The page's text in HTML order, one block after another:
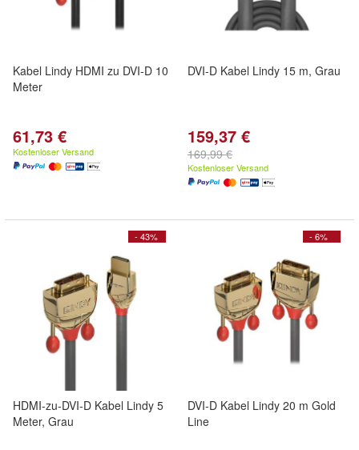
Kabel Lindy HDMI zu DVI-D 10
Meter
61,73 €
Kostenloser Versand
DVI-D Kabel Lindy 15 m, Grau
159,37 €
169,99 €
Kostenloser Versand
- 43%
HDMI-zu-DVI-D Kabel Lindy 5
Meter, Grau
- 6%
DVI-D Kabel Lindy 20 m Gold
Line